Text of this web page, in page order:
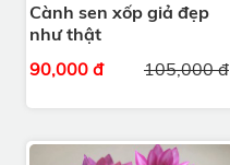
Cành sen xốp giả đẹp
như thật
105,000 đ
90,000 đ